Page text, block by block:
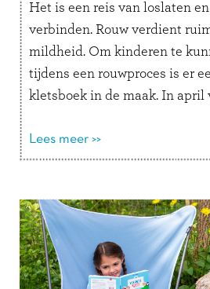
Het is een reis van loslaten
verbinden. Rouw verdient
mildheid. Om kinderen te
tijdens een rouwproces is er
kletsboek in de maak. In april
Lees verder
Lees meer >>